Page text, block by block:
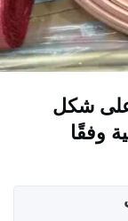
على شكل
وفقًا